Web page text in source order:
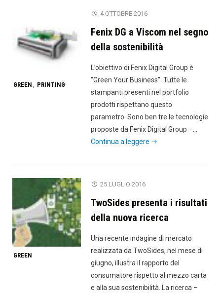
una
grande
GREEN , PRINTING
4 OTTOBRE 2016
Fenix DG a Viscom nel segno
della sostenibilità
L’obiettivo di Fenix Digital Group è
“Green Your Business”. Tutte le
stampanti presenti nel portfolio
prodotti rispettano questo
parametro. Sono ben tre le tecnologie
proposte da Fenix Digital Group –…
Continua a leggere "Fenix
a
segno
della
GREEN
25 LUGLIO 2016
TwoSides presenta i risultati
della nuova ricerca
Una recente indagine di mercato
realizzata da TwoSides, nel mese di
giugno, illustra il rapporto del
consumatore rispetto al mezzo carta
e alla sua sostenibilità. La ricerca –